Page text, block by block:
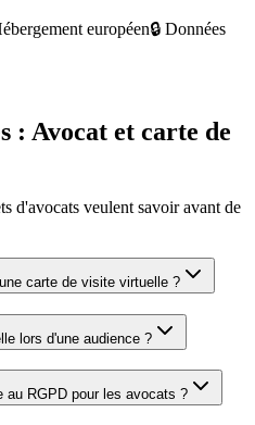
européen🔒 Données
: Avocat et carte de
d'avocats veulent savoir avant de
carte de visite virtuelle ?
lors d'une audience ?
au RGPD pour les avocats ?